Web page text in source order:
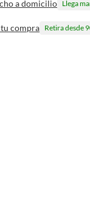
a domicilio Llega
compra Retira desde